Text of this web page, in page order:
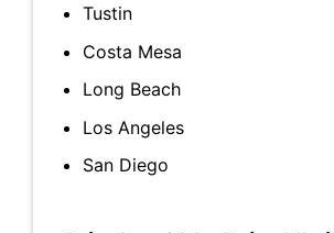
Tustin
Costa Mesa
Long Beach
Los Angeles
San Diego